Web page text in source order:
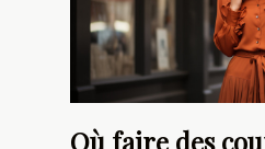
Où faire des